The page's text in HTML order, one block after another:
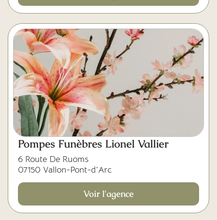
Pompes Funèbres Lionel Vallier
6 Route De Ruoms
07150 Vallon-Pont-d'Arc
Voir l'agence